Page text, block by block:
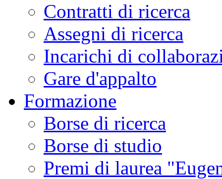
Contratti di ricerca
Assegni di ricerca
Incarichi di
Gare d'appalto
Formazione
Borse di ricerca
Borse di studio
Premi di laurea